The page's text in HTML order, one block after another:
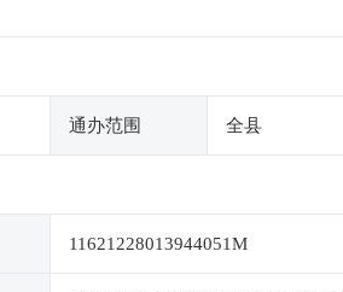
通办范围 全县
11621228013944051M